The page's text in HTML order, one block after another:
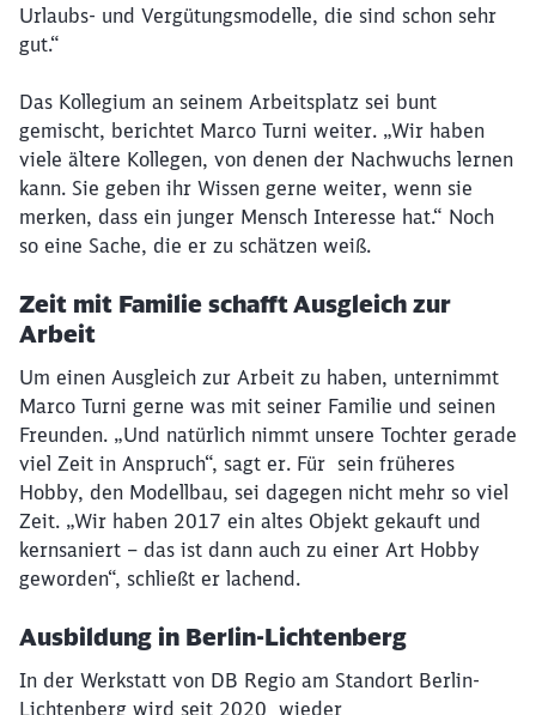
Urlaubs- und Vergütungsmodelle, die sind schon sehr
gut.“
Das Kollegium an seinem Arbeitsplatz sei bunt
gemischt, berichtet Marco Turni weiter. „Wir haben
viele ältere Kollegen, von denen der Nachwuchs lernen
kann. Sie geben ihr Wissen gerne weiter, wenn sie
merken, dass ein junger Mensch Interesse hat.“ Noch
so eine Sache, die er zu schätzen weiß.
Zeit mit Familie schafft Ausgleich zur
Arbeit
Um einen Ausgleich zur Arbeit zu haben, unternimmt
Marco Turni gerne was mit seiner Familie und seinen
Freunden. „Und natürlich nimmt unsere Tochter gerade
viel Zeit in Anspruch“, sagt er. Für sein früheres
Hobby, den Modellbau, sei dagegen nicht mehr so viel
Zeit. „Wir haben 2017 ein altes Objekt gekauft und
kernsaniert – das ist dann auch zu einer Art Hobby
geworden“, schließt er lachend.
Ausbildung in Berlin-Lichtenberg
In der Werkstatt von DB Regio am Standort Berlin-
Lichtenberg wird seit 2020 wieder